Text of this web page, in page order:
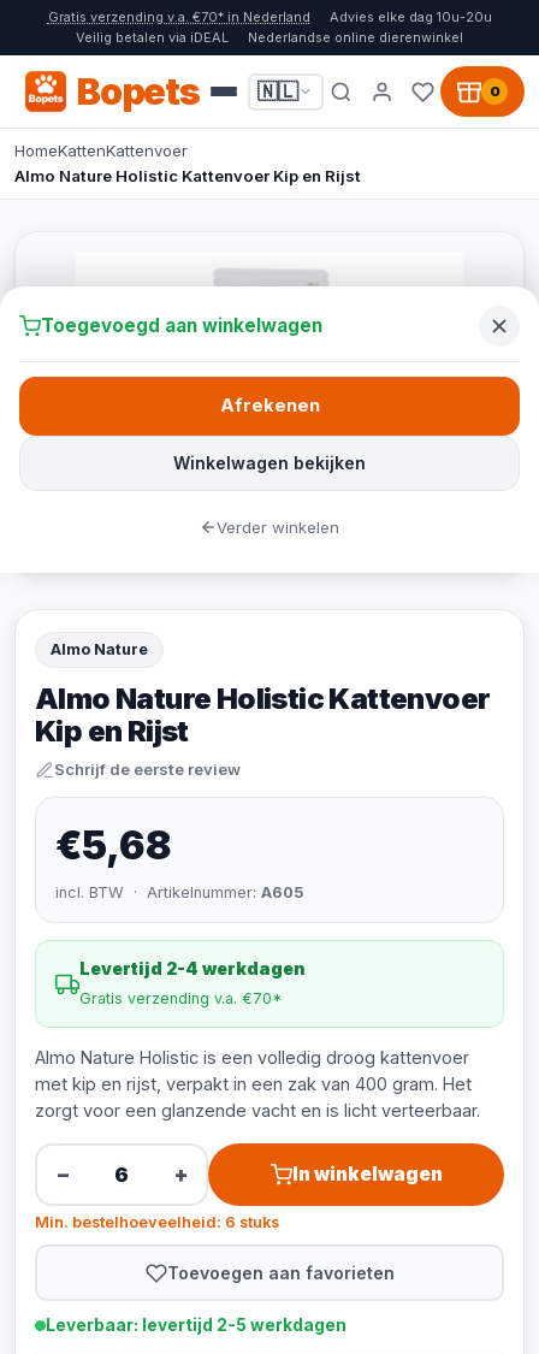
Gratis verzending v.a. €70* in Nederland
Advies elke dag 10u-20u
Veilig betalen via iDEAL
Nederlandse online dierenwinkel
Bopets 🇳🇱 0
HomeKattenKattenvoer
Almo Nature Holistic Kattenvoer Kip en Rijst
Almo Nature
Almo Nature Holistic Kattenvoer
Kip en Rijst
Schrijf de eerste review
€5,68
incl. BTW · Artikelnummer: A605
Levertijd 2-4 werkdagen
Gratis verzending v.a. €70*
Almo Nature Holistic is een volledig droog kattenvoer
met kip en rijst, verpakt in een zak van 400 gram. Het
zorgt voor een glanzende vacht en is licht verteerbaar.
− + In winkelwagen
Min. bestelhoeveelheid: 6 stuks
Toevoegen aan favorieten
Leverbaar: levertijd 2-5 werkdagen
Toegevoegd aan winkelwagen
Winkelwagen bekijken
Afrekenen
Verder winkelen